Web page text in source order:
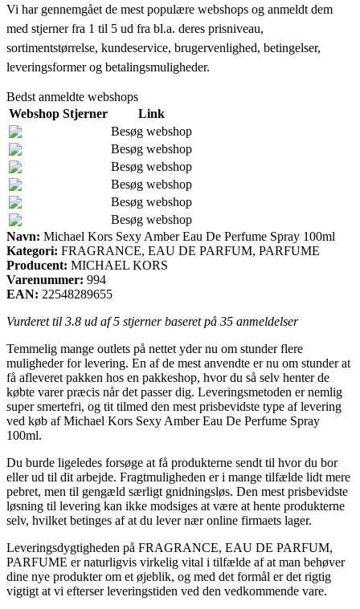
Vi har gennemgået de mest populære webshops og anmeldt dem
med stjerner fra 1 til 5 ud fra bl.a. deres prisniveau,
sortimentstørrelse, kundeservice, brugervenlighed, betingelser,
leveringsformer og betalingsmuligheder.
Bedst anmeldte webshops
Webshop Stjerner
Link
Besøg webshop
Besøg webshop
Besøg webshop
Besøg webshop
Besøg webshop
Besøg webshop
Navn: Michael Kors Sexy Amber Eau De Perfume Spray 100ml
Kategori: FRAGRANCE, EAU DE PARFUM, PARFUME
Producent: MICHAEL KORS
Varenummer: 994
EAN: 22548289655
Vurderet til 3.8 ud af 5 stjerner baseret på 35 anmeldelser
Temmelig mange outlets på nettet yder nu om stunder flere
muligheder for levering. En af de mest anvendte er nu om stunder at
få afleveret pakken hos en pakkeshop, hvor du så selv henter de
købte varer præcis når det passer dig. Leveringsmetoden er nemlig
super smertefri, og tit tilmed den mest prisbevidste type af levering
ved køb af Michael Kors Sexy Amber Eau De Perfume Spray
100ml.
Du burde ligeledes forsøge at få produkterne sendt til hvor du bor
eller ud til dit arbejde. Fragtmuligheden er i mange tilfælde lidt mere
pebret, men til gengæld særligt gnidningsløs. Den mest prisbevidste
løsning til levering kan ikke modsiges at være at hente produkterne
selv, hvilket betinges af at du lever nær online firmaets lager.
Leveringsdygtigheden på FRAGRANCE, EAU DE PARFUM,
PARFUME er naturligvis virkelig vital i tilfælde af at man behøver
dine nye produkter om et øjeblik, og med det formål er det rigtig
vigtigt at vi efterser leveringstiden ved den vedkommende vare.